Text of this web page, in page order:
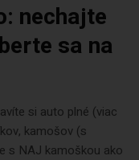
nechajte
sa na
si auto plné (viac
kamošov (s
s NAJ kamoškou ako